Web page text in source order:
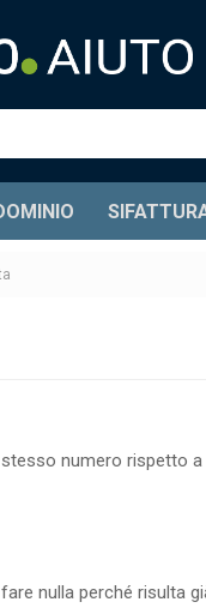
numero rispetto a
nulla perché risulta